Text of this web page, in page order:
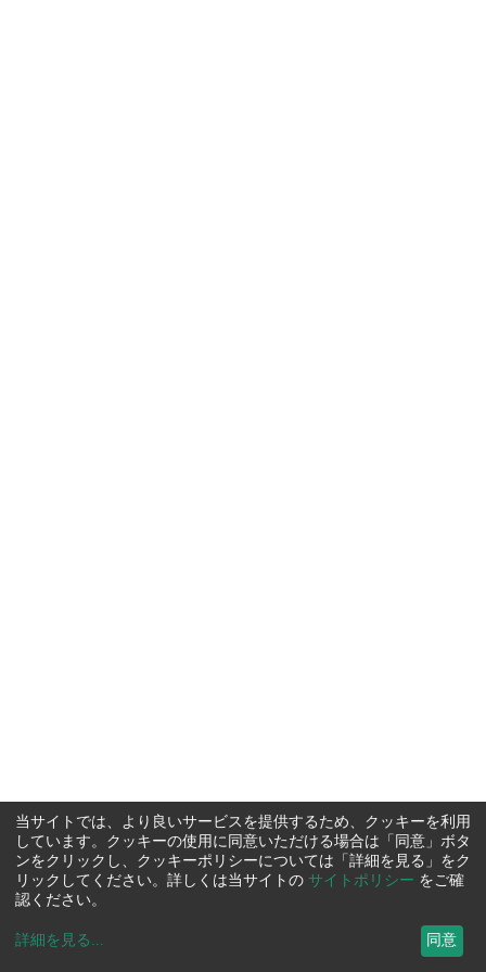
当サイトでは、より良いサービスを提供するため、クッキーを利用
しています。クッキーの使用に同意いただける場合は「同意」ボタ
ンをクリックし、クッキーポリシーについては「詳細を見る」をク
リックしてください。詳しくは当サイトの サイトポリシー をご確
認ください。
詳細を見る ... 同意